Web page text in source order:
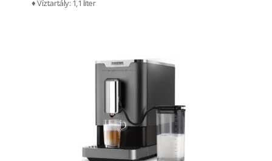
♦ Víztartály: 1,1 liter